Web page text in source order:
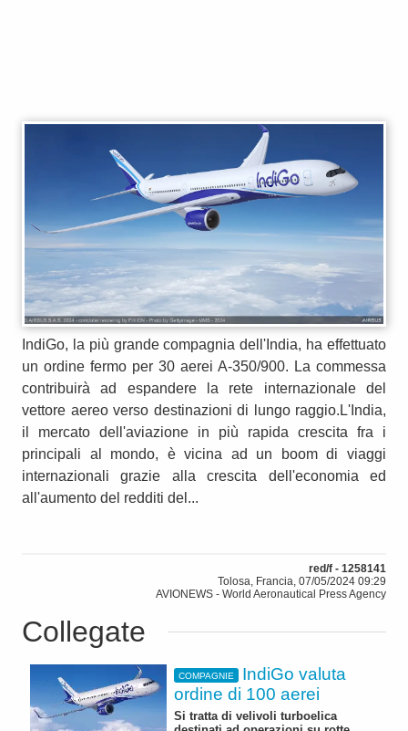
IndiGo, la più grande compagnia dell'India, ha effettuato
un ordine fermo per 30 aerei A-350/900. La commessa
contribuirà ad espandere la rete internazionale del
vettore aereo verso destinazioni di lungo raggio.L'India,
il mercato dell'aviazione in più rapida crescita fra i
principali al mondo, è vicina ad un boom di viaggi
internazionali grazie alla crescita dell'economia ed
all'aumento del redditi del...
red/f - 1258141
Tolosa, Francia, 07/05/2024 09:29
AVIONEWS - World Aeronautical Press Agency
Collegate
COMPAGNIE
IndiGo valuta
ordine di 100 aerei
Si tratta di velivoli turboelica